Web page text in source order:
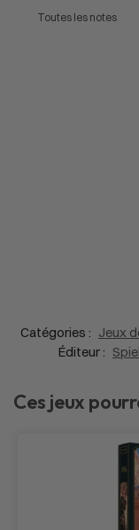
Catégories : Jeux
Éditeur :
Ces jeux